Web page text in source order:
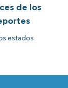
de los
estados